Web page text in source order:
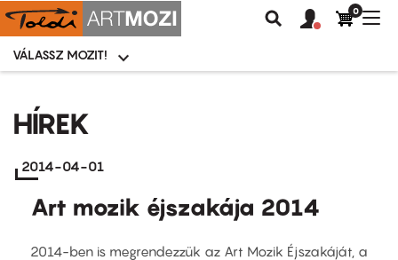
tartalomra
Moziválasztó
menü
VÁLASSZ MOZIT!
Keresés
Felhasználói
fiók
0
HÍREK
2014-04-01
Art mozik éjszakája 2014
2014-ben is megrendezzük az Art Mozik Éjszakáját, a